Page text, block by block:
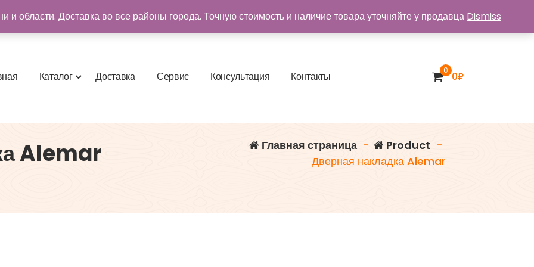
ная Каталог Доставка Сервис Консультация Контакты 0 0₽
Alemar Главная страница - Product -
Дверная накладка Alemar
области. Доставка во все районы города. Точную стоимость и наличие товара уточняйте у продавца Dismiss